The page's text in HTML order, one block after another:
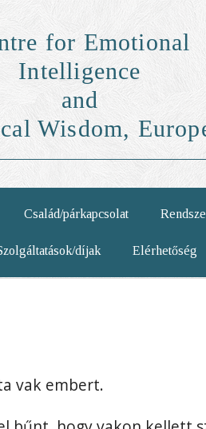
for Emotional
Intelligence
and
Wisdom,
Család/párkapcsolat
díjak Elérhetőség
vak embert.